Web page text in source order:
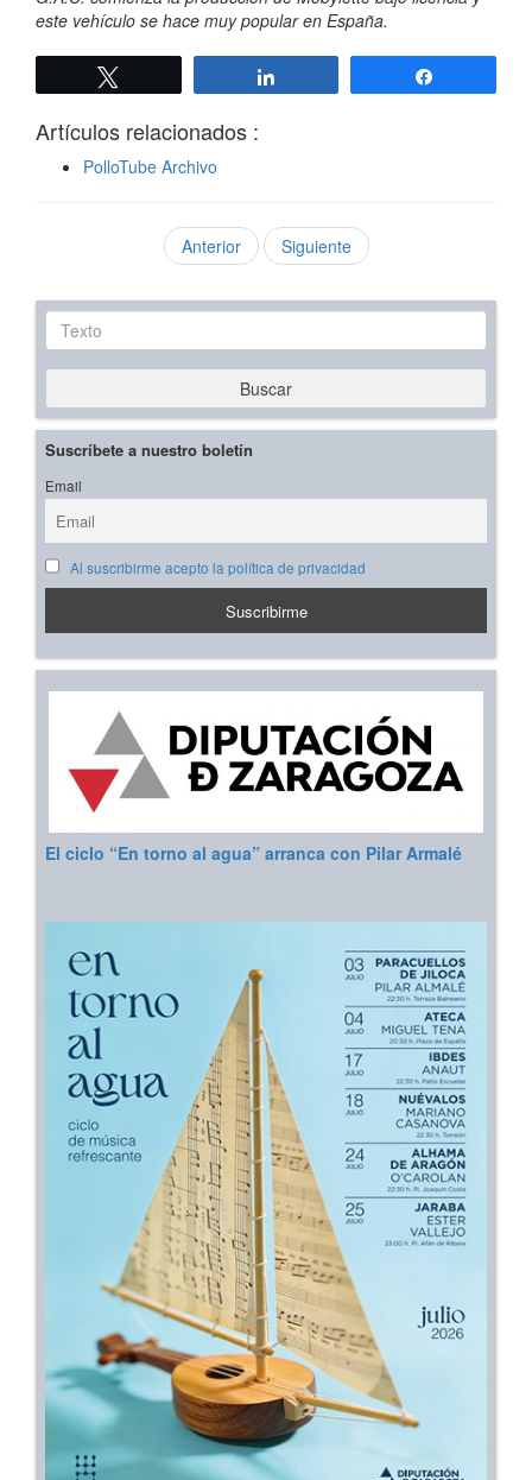
este vehículo se hace muy popular en España.
Artículos relacionados :
PolloTube Archivo
Anterior Siguiente
Texto
Buscar
Suscríbete a nuestro boletín
Email
Al suscribirme acepto la política de privacidad
El ciclo “En torno al agua” arranca con Pilar Armalé